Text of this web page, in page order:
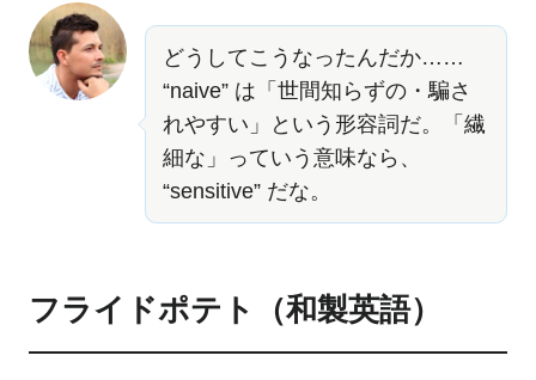
どうしてこうなったんだか……
“naive” は「世間知らずの・騙さ
れやすい」という形容詞だ。「繊
細な」っていう意味なら、
“sensitive” だな。
フライドポテト（和製英語）